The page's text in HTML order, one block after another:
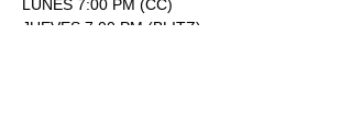
LUNES 7:00 PM (CC)
JUEVES 7:00 PM (BLITZ)